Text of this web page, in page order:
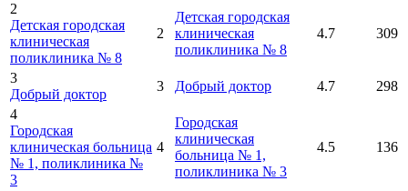
2
Детская городская
клиническая
поликлиника № 8
2
Детская городская
клиническая
поликлиника № 8
4.7 309
3
Добрый доктор
3 Добрый доктор 4.7
298
4
Городская
клиническая больница
№ 1, поликлиника №
3
4
Городская
клиническая
больница № 1,
поликлиника № 3
4.5 136